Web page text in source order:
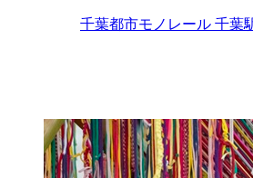
千葉都市モノレール 千葉